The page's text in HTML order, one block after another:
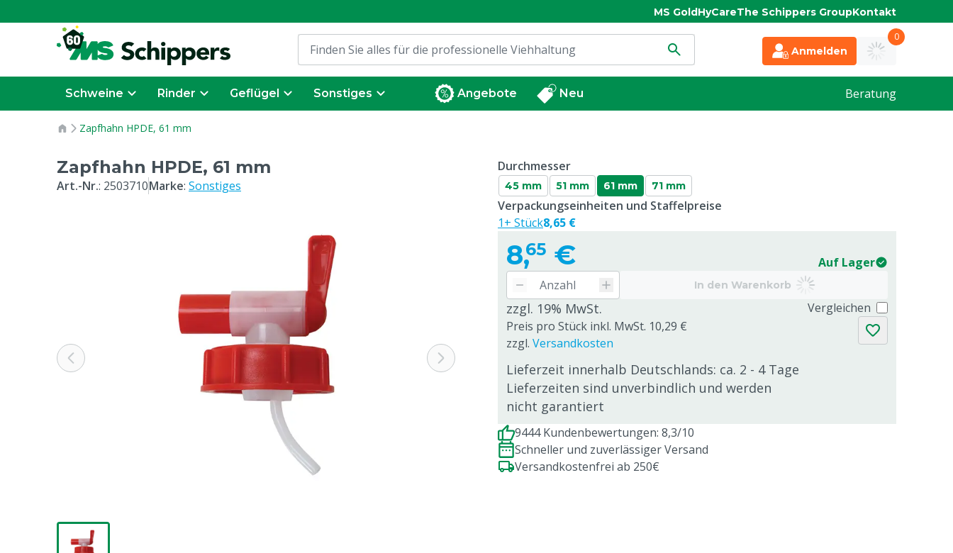
MS GoldHyCareThe Schippers GroupKontakt
Anmelden
0
Schweine Rinder Geflügel Sonstiges Angebote Neu Beratung
Zapfhahn HPDE, 61 mm
Zapfhahn HPDE, 61 mm
Art.-Nr.: 2503710Marke: Sonstiges
Durchmesser
45 mm 51 mm 61 mm 71 mm
8,65 € Auf Lager
In den Warenkorb
zzgl. 19% MwSt.
Preis pro Stück inkl. MwSt. 10,29 €
zzgl. Versandkosten
Lieferzeit innerhalb Deutschlands: ca. 2 - 4 Tage
Lieferzeiten sind unverbindlich und werden
nicht garantiert
Vergleichen
Verpackungseinheiten und Staffelpreise
1+ Stück8,65 €
9444 Kundenbewertungen: 8,3/10
Schneller und zuverlässiger Versand
Versandkostenfrei ab 250€